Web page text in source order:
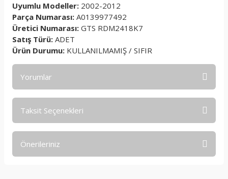
Uyumlu Modeller: 2002-2012
Parça Numarası: A0139977492
Üretici Numarası: GTS RDM2418K7
Satış Türü: ADET
Ürün Durumu: KULLANILMAMIŞ / SIFIR
Yorumlar
Taksit Seçenekleri
Önerileriniz